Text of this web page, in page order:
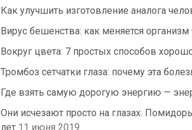
Как улучшить изготовление аналога
Вирус бешенства: как меняется
Вокруг цвета: 7 простых способов
Тромбоз сетчатки глаза: почему эта
Где взять самую дорогую энергию —
Они исчезают просто на глазах.
лет 11 июня 2019